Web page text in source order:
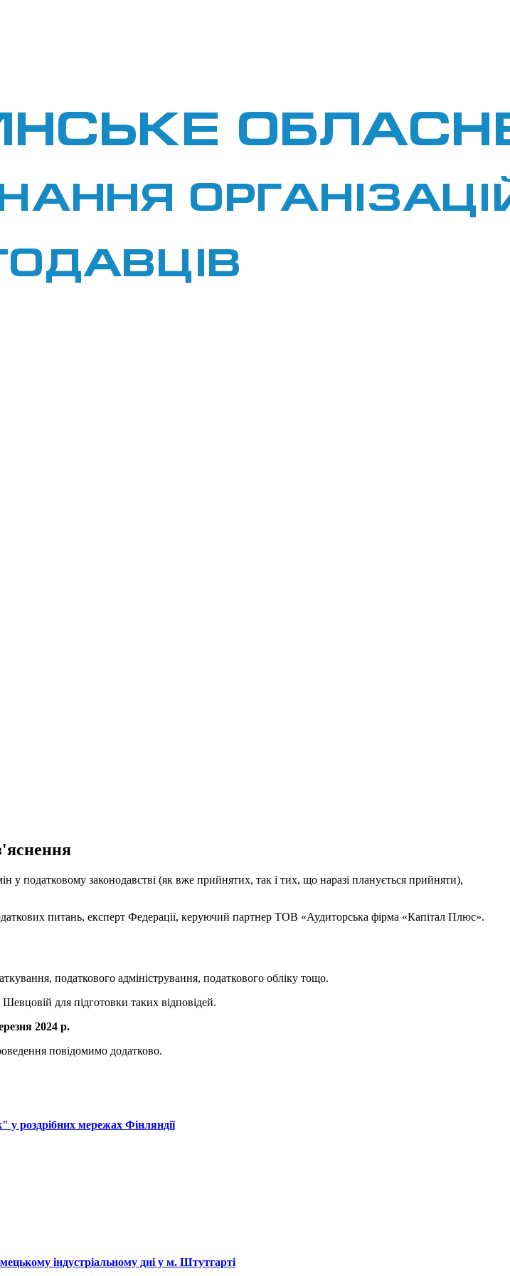
у податковому законодавстві (як вже прийнятих, так і тих, що наразі планується прийняти),
питань, експерт Федерації, керуючий партнер ТОВ «Аудиторська фірма «Капітал Плюс».
податкового адміністрування, податкового обліку тощо.
Шевцовій для підготовки таких відповідей.
2024 р.
повідомимо додатково.
у роздрібних мережах Фінляндії
індустріальному дні у м. Штутгарті